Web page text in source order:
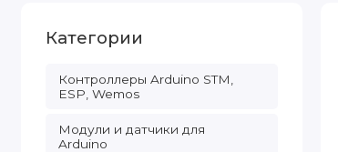
Категории
Контроллеры Arduino STM,
ESP, Wemos
Модули и датчики для
Arduino